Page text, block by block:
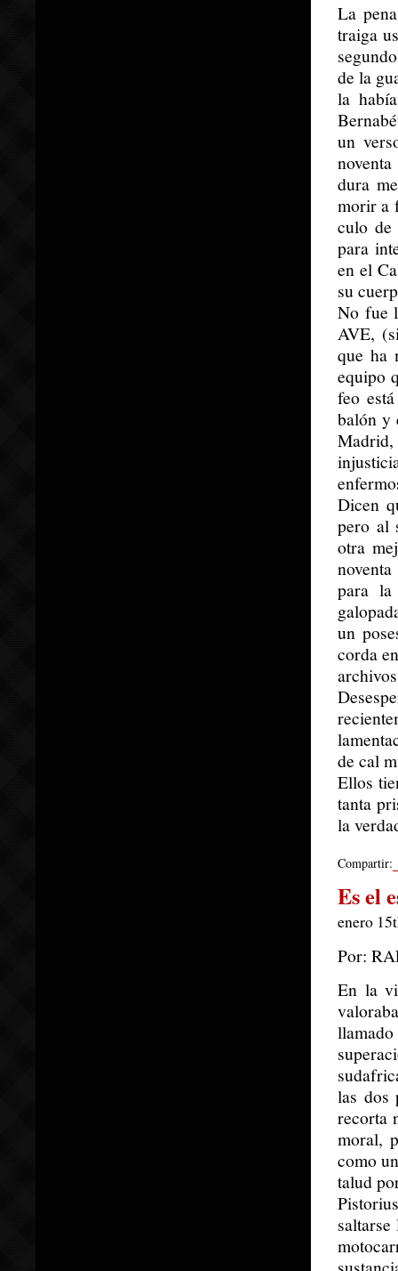
La
traiga
de la
la
un
dura
morir a
culo de
para
en el
su
No fue
AVE,
que ha
equipo
feo
balón y
Dicen
pero al
otra
para
un
corda
de cal
Ellos
tanta
la
Compartir:
Es el
enero
Por:
En la
las dos
recorta
moral,
como
talud